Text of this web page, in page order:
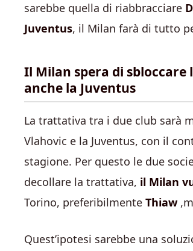
sarebbe quella di riabbracciare
Juventus, il Milan farà di tutto
Il Milan spera di
anche la Juventus
La trattativa tra i due club sarà
Vlahovic e la Juventus, con il
stagione. Per questo le due
decollare la trattativa, il Milan
Torino, preferibilmente Thiaw
Quest’ipotesi sarebbe una